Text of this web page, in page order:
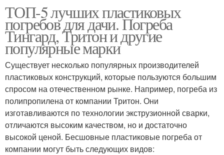
ТОП-5 лучших пластиковых
погребов для дачи. Погреба
Тингард, Тритон и другие
популярные марки
Существует несколько популярных производителей
пластиковых конструкций, которые пользуются большим
спросом на отечественном рынке. Например, погреба из
полипропилена от компании Тритон. Они
изготавливаются по технологии экструзионной сварки,
отличаются высоким качеством, но и достаточно
высокой ценой. Бесшовные пластиковые погреба от
компании могут быть следующих видов: